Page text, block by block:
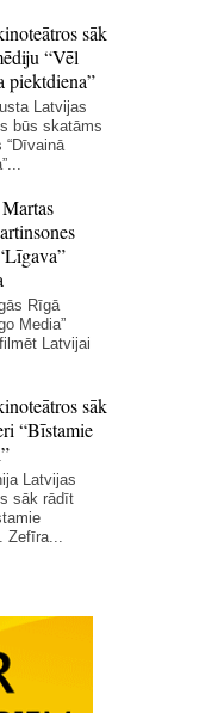
sāk
“Vēl
piektdiena”
Latvijas
būs skatāms
“Dīvainā
Rīgā
Media”
Latvijai
sāk
“Bīstamie
Latvijas
sāk rādīt
Zefīra...